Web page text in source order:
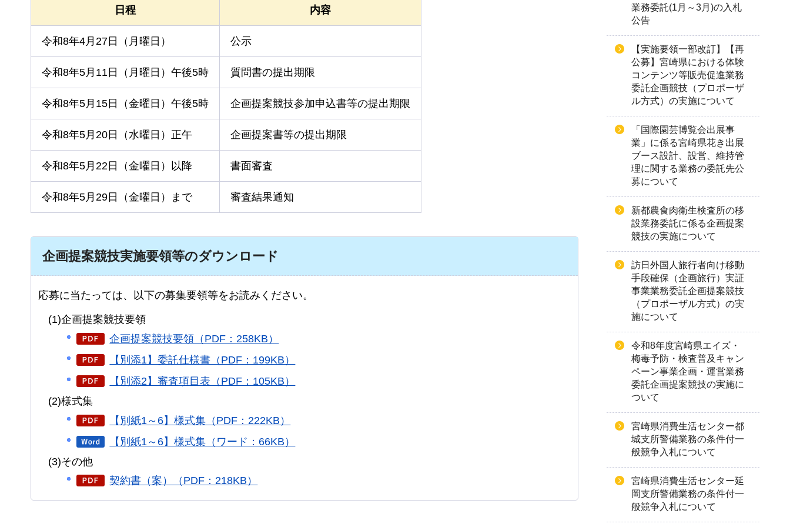
日程 内容
令和8年4月27日（月曜日） 公示
令和8年5月11日（月曜日）午後5時 質問書の提出期限
令和8年5月15日（金曜日）午後5時 企画提案競技参加申込書等の提出期限
令和8年5月20日（水曜日）正午 企画提案書等の提出期限
令和8年5月22日（金曜日）以降 書面審査
令和8年5月29日（金曜日）まで 審査結果通知
企画提案競技実施要領等のダウンロード
応募に当たっては、以下の募集要領等をお読みください。
(1)企画提案競技要領
企画提案競技要領（PDF：258KB）
【別添1】委託仕様書（PDF：199KB）
【別添2】審査項目表（PDF：105KB）
(2)様式集
【別紙1～6】様式集（PDF：222KB）
【別紙1～6】様式集（ワード：66KB）
(3)その他
契約書（案）（PDF：218KB）
業務委託(1月～3月)の入札
公告
【実施要領一部改訂】【再
公募】宮崎県における体験
コンテンツ等販売促進業務
委託企画競技（プロポーザ
ル方式）の実施について
「国際園芸博覧会出展事
業」に係る宮崎県花き出展
ブース設計、設営、維持管
理に関する業務の委託先公
募について
新都農食肉衛生検査所の移
設業務委託に係る企画提案
競技の実施について
訪日外国人旅行者向け移動
手段確保（企画旅行）実証
事業業務委託企画提案競技
（プロポーザル方式）の実
施について
令和8年度宮崎県エイズ・
梅毒予防・検査普及キャン
ペーン事業企画・運営業務
委託企画提案競技の実施に
ついて
宮崎県消費生活センター都
城支所警備業務の条件付一
般競争入札について
宮崎県消費生活センター延
岡支所警備業務の条件付一
般競争入札について